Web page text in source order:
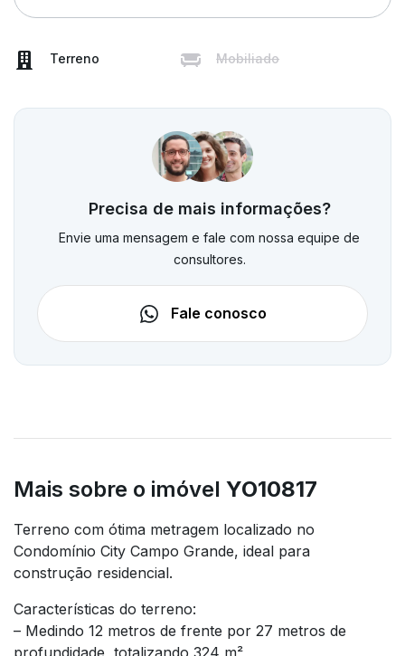
Terreno Mobiliado
Precisa de mais informações?
Envie uma mensagem e fale com nossa equipe de
consultores.
Fale conosco
Mais sobre o imóvel YO10817
Terreno com ótima metragem localizado no
Condomínio City Campo Grande, ideal para
construção residencial.
Características do terreno:
– Medindo 12 metros de frente por 27 metros de
profundidade, totalizando 324 m²